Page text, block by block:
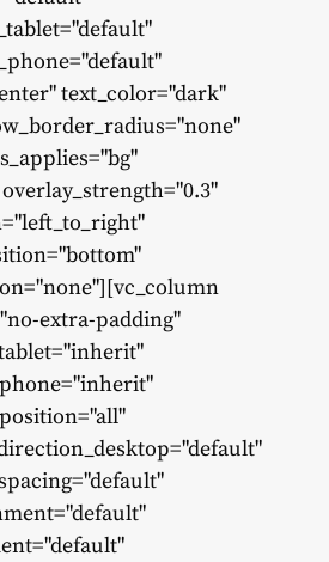
text_color="dark"
extra-padding"